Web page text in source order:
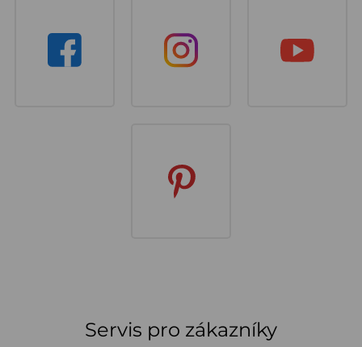
Servis pro zákazníky